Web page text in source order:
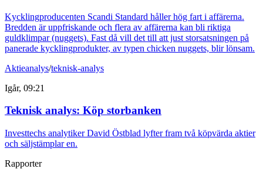
Kycklingproducenten Scandi Standard håller hög fart i affärerna.
Bredden är uppfriskande och flera av affärerna kan bli riktiga
guldklimpar (nuggets). Fast då vill det till att just storsatsningen på
panerade kycklingprodukter, av typen chicken nuggets, blir lönsam.
Aktieanalys/teknisk-analys
Igår, 09:21
Teknisk analys: Köp storbanken
Investtechs analytiker David Östblad lyfter fram två köpvärda aktier
och säljstämplar en.
Rapporter